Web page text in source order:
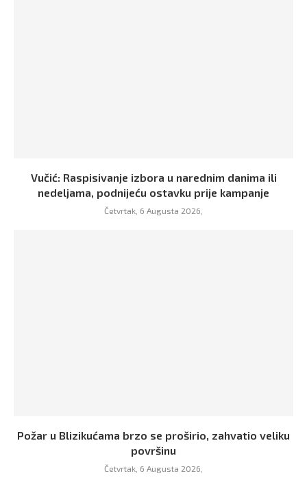
Vučić: Raspisivanje izbora u narednim danima ili
nedeljama, podnijeću ostavku prije kampanje
Četvrtak, 6 Augusta 2026,
Požar u Blizikućama brzo se proširio, zahvatio veliku
površinu
Četvrtak, 6 Augusta 2026,